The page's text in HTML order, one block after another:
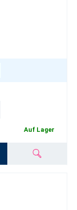
Auf Lager